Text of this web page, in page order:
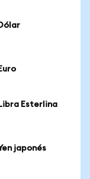
Esterlina
japonés